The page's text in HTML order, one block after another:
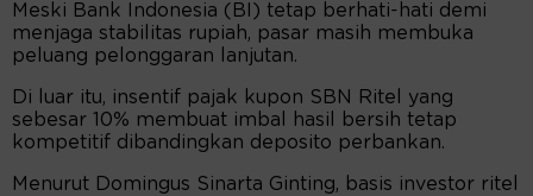
Meski Bank Indonesia (BI) tetap berhati-hati demi
menjaga stabilitas rupiah, pasar masih membuka
peluang pelonggaran lanjutan.
Di luar itu, insentif pajak kupon SBN Ritel yang
sebesar 10% membuat imbal hasil bersih tetap
kompetitif dibandingkan deposito perbankan.
Menurut Domingus Sinarta Ginting, basis investor ritel